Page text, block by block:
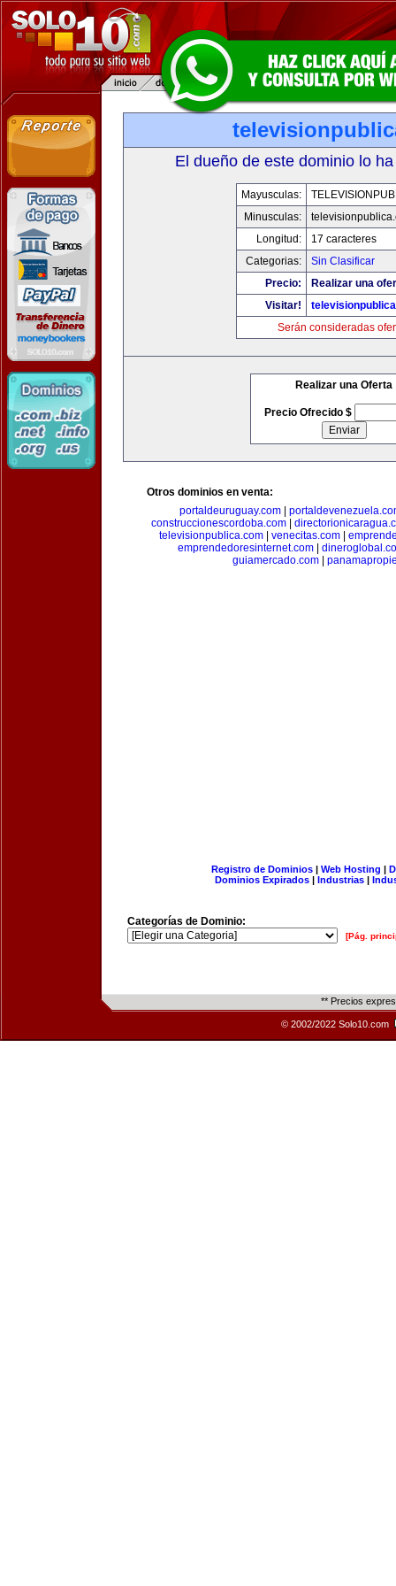
El dueño de este dominio lo
Mayusculas:
Minusculas:
Longitud:
17 caracteres
Categorias:
Sin Clasificar
Precio:
Realizar una
Visitar!
Serán consideradas
Realizar una Oferta
Precio Ofrecido $
Otros dominios en venta:
portaldeuruguay.com|
construccionescordoba.com|
televisionpublica.com
venecitas.com
emprendedoresinternet.com
guiamercado.com|
Registro de Dominios| Web Hosting |
Dominios Expirados | Industrias |
Categorías de Dominio:
[Pág.
** Precios
© 2002/2022 Solo10.com